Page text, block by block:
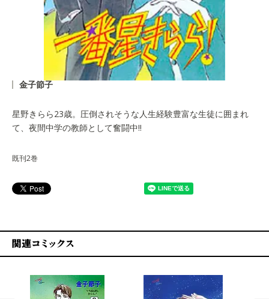
金子節子
星野きらら23歳。圧倒されそうな人生経験豊富な生徒に囲まれ
て、夜間中学の教師として奮闘中!!
既刊2巻